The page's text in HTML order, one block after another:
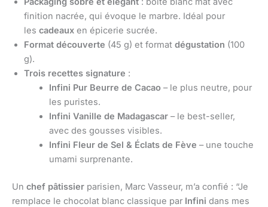
finition nacrée, qui évoque le marbre. Idéal pour
les cadeaux en épicerie sucrée.
Format découverte (45 g) et format dégustation (100
g).
Trois recettes signature :
Infini Pur Beurre de Cacao– le plus neutre, pour
les puristes.
Infini Vanille de Madagascar– le best-seller,
avec des gousses visibles.
Infini Fleur de Sel & Éclats de Fève – une touche
umami surprenante.
Un chef pâtissier parisien, Marc Vasseur, m’a confié : “Je
remplace le chocolat blanc classique par Infini dans mes